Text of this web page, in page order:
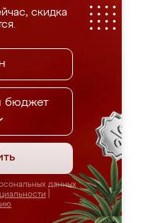
скидка
бюджет
данных